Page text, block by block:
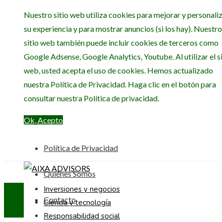
Nuestro sitio web utiliza cookies para mejorar y
su experiencia y para mostrar anuncios (si los hay). Nuestro
sitio web también puede incluir cookies de terceros como
Google Adsense, Google Analytics, Youtube. Al utilizar el
web, usted acepta el uso de cookies. Hemos actualizado
nuestra Política de Privacidad. Haga clic en el botón para
consultar nuestra Política de privacidad.
Ok, Acepto
Política de Privacidad
Quiénes Somos
Contacto
Inversiones y negocios
Ciencia y tecnología
Responsabilidad social